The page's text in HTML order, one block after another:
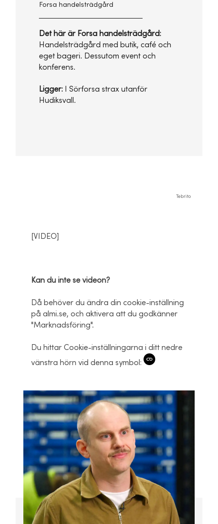
Forsa handelsträdgård
Det här är Forsa handelsträdgård:
Handelsträdgård med butik, café och
eget bageri. Dessutom event och
konferens.
Ligger: I Sörforsa strax utanför
Hudiksvall.
Tebrito
[VIDEO]
Kan du inte se videon?
Då behöver du ändra din cookie-inställning
på almi.se, och aktivera att du godkänner
"Marknadsföring".
Du hittar Cookie-inställningarna i ditt nedre
vänstra hörn vid denna symbol: